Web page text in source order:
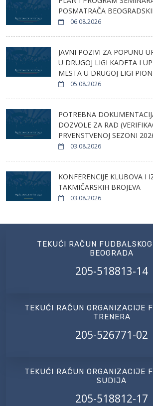
POSMATRAČA
06.08.2026
JAVNI POZIVI ZA POPUNU
U DRUGOJ LIGI KADETA I
MESTA U DRUGOJ LIGI
05.08.2026
POTREBNA
DOZVOLE ZA RAD
PRVENSTVENOJ SEZONI
03.08.2026
KONFERENCIJE KLUBOVA I
TAKMIČARSKIH BROJEVA
03.08.2026
TEKUĆI RAČUN
BEOGRADA
205-518813-14
TEKUĆI RAČUN ORGANIZACIJE
TRENERA
205-526771-02
TEKUĆI RAČUN ORGANIZACIJE
SUDIJA
205-518812-17